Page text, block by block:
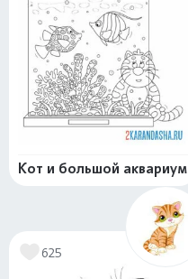
Кот и большой аквариум
625